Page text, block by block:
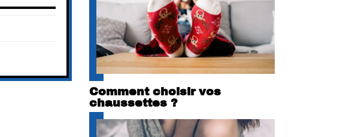
Comment choisir vos
chaussettes ?